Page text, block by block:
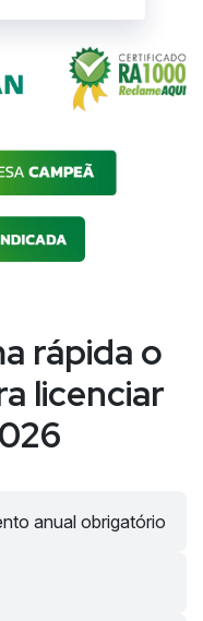
rápida o
licenciar
anual obrigatório